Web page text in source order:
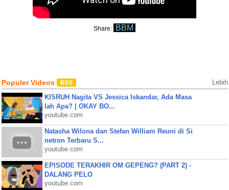
Share: BBM
Populer Videos Lebih
KISRUH Nagita VS Jessica Iskandar, Ada Masa
lah Apa? | OKAY BO...
youtube.com
Natasha Wilona dan Stefan William Reuni di Si
netron Terbaru S...
youtube.com
EPISODE TERAKHIR OM GEPENG? (PART 2) -
DALANG PELO
youtube.com